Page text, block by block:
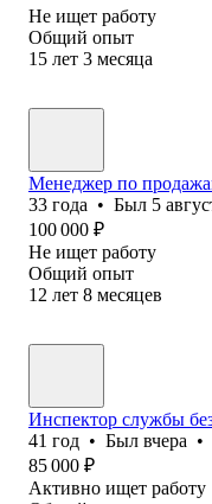
Не ищет работу
Общий опыт
15 лет 3 месяца
Менеджер по
33 года • Был 5
100 000 ₽
Не ищет работу
Общий опыт
12 лет 8 месяцев
Инспектор службы
41 год • Был вчера •
85 000 ₽
Активно ищет работу